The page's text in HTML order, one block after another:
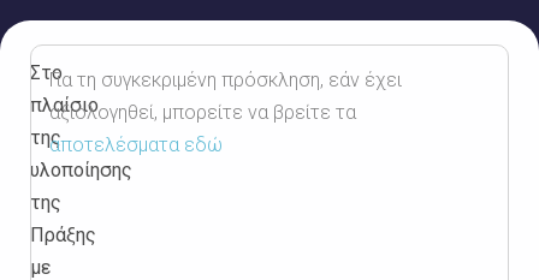
Στο
πλαίσιο
της
υλοποίησης
της
Πράξης
με
Για τη συγκεκριμένη πρόσκληση, εάν έχει
αξιολογηθεί, μπορείτε να βρείτε τα
αποτελέσματα εδώ